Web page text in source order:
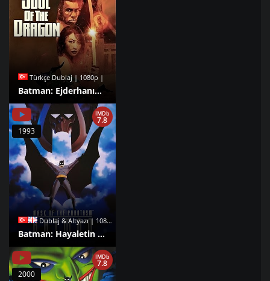
Türkçe Dublaj | 1080p |
Batman: Ejderhanın Ruhu izle
Dublaj & Altyazı | 1080p |
Batman: Hayaletin Maskesi izle
IMDb
7.8
1993
IMDb
7.8
2000